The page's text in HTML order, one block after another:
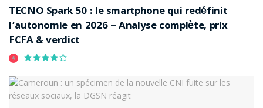
TECNO Spark 50 : le smartphone qui redéfinit
l’autonomie en 2026 – Analyse complète, prix
FCFA & verdict